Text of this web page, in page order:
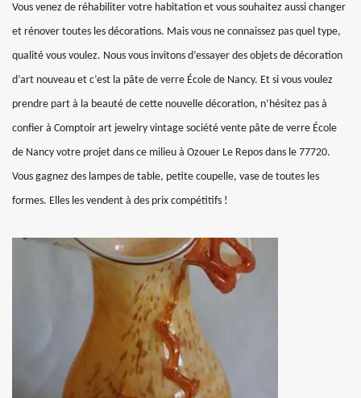
Vous venez de réhabiliter votre habitation et vous souhaitez aussi changer
et rénover toutes les décorations. Mais vous ne connaissez pas quel type,
qualité vous voulez. Nous vous invitons d’essayer des objets de décoration
d’art nouveau et c’est la pâte de verre École de Nancy. Et si vous voulez
prendre part à la beauté de cette nouvelle décoration, n’hésitez pas à
confier à Comptoir art jewelry vintage société vente pâte de verre École
de Nancy votre projet dans ce milieu à Ozouer Le Repos dans le 77720.
Vous gagnez des lampes de table, petite coupelle, vase de toutes les
formes. Elles les vendent à des prix compétitifs !